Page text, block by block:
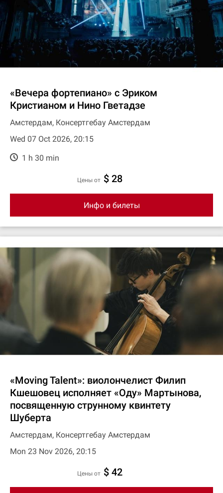
«Вечера фортепиано» с Эриком
Кристианом и Нино Гветадзе
Амстердам, Консертгебау Амстердам
Wed 07 Oct 2026, 20:15
1 h 30 min
цены от $ 28
Инфо и билеты
«Moving Talent»: виолончелист Филип
Кшешовец исполняет «Оду» Мартынова,
посвященную струнному квинтету
Шуберта
Амстердам, Консертгебау Амстердам
Mon 23 Nov 2026, 20:15
цены от $ 42